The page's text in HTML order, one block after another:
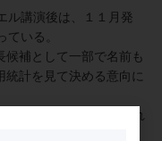
ル講演後は、１１月発
いる。
候補として一部で名前も
統計を見て決める意向に
０月にFOMCは開催され